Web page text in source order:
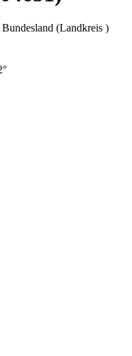
(Landkreis )